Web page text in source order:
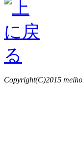
Copyright(C)2015